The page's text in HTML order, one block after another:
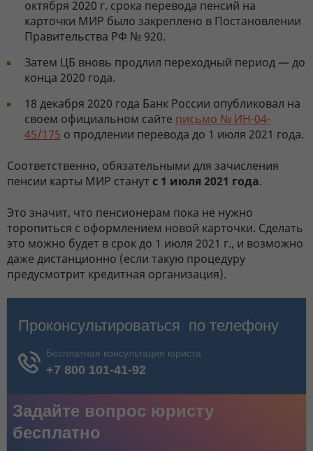
октября 2020 г. срока перевода пенсий на
карточки МИР было закреплено в Постановлении
Правительства РФ № 920.
Затем ЦБ вновь продлил переходный период — до
конца 2020 года.
18 декабря 2020 года Банк России опубликовал на
своем официальном сайте письмо № ИН-04-
45/175 о продлении перевода до 1 июля 2021 года.
Соответственно, обязательными для зачисления
пенсии карты МИР станут с 1 июля 2021 года.
Это значит, что пенсионерам пока не нужно
торопиться с оформлением новой карточки. Сделать
это можно будет в срок до 1 июля 2021 г., и возможно
даже дистанционно (если такую процедуру
предусмотрит кредитная организация).